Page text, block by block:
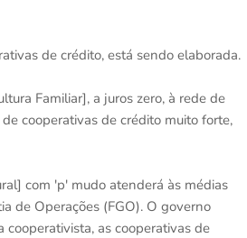
de crédito, está sendo elaborada.
Familiar], a juros zero, à rede de
cooperativas de crédito muito forte,
com 'p' mudo atenderá às médias
de Operações (FGO). O governo
as cooperativas de